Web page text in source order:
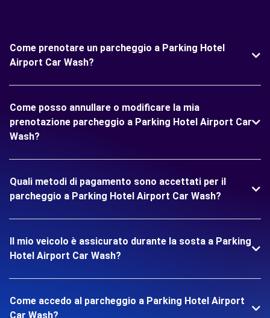
Come prenotare un parcheggio a Parking Hotel
Airport Car Wash?
Come posso annullare o modificare la mia
prenotazione parcheggio a Parking Hotel Airport Car
Wash?
Quali metodi di pagamento sono accettati per il
parcheggio a Parking Hotel Airport Car Wash?
Il mio veicolo è assicurato durante la sosta a Parking
Hotel Airport Car Wash?
Come accedo al parcheggio a Parking Hotel Airport
Car Wash?